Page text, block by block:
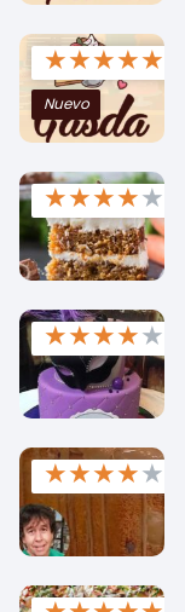
★★★★★
Nuevo
★★★★★
★★★★★
★★★★★